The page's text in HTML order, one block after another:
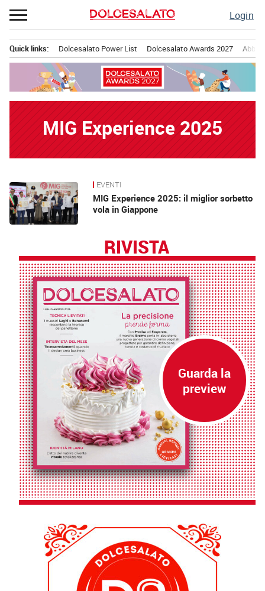
Passa
al
Login
principale
Quick links: Dolcesalato Power List Dolcesalato Awards 2027
MIG Experience 2025
News EVENTI
MIG Experience 2025: il miglior sorbetto
vola in Giappone
RIVISTA